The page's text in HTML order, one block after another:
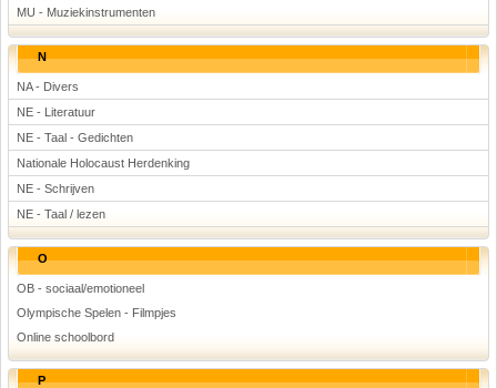
MU - Muziekinstrumenten
N
NA - Divers
NE - Literatuur
NE - Taal - Gedichten
Nationale Holocaust Herdenking
NE - Schrijven
NE - Taal / lezen
O
OB - sociaal/emotioneel
Olympische Spelen - Filmpjes
Online schoolbord
P